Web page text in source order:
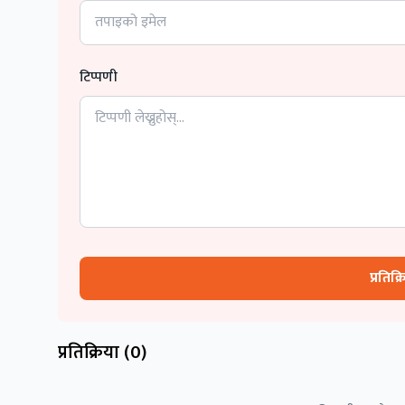
टिप्पणी
प्रतिक्रिया (0)